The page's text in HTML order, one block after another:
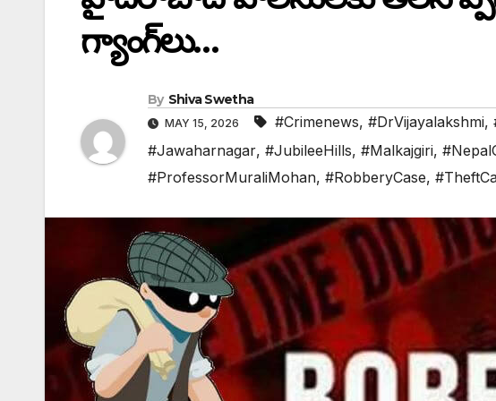
గ్యాంగ్‌లు…
By Shiva Swetha
MAY 15, 2026 #Crimenews, #DrVijayalakshmi,
#Jawaharnagar, #JubileeHills, #Malkajgiri,
#ProfessorMuraliMohan, #RobberyCase,